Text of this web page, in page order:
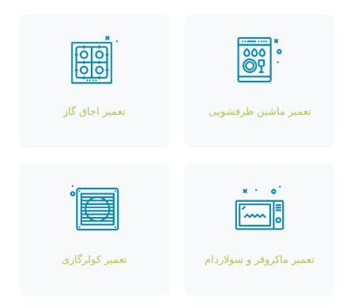
تعمیر ماشین ظرفشویی
تعمیر ماکروفر و سولاردام
تعمیر اجاق گاز
تعمیر کولرگازی